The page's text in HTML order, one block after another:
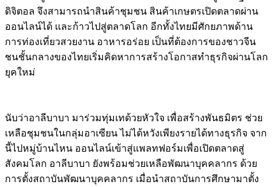
ดิจิตอล จึงสามารถนำสินค้าชุมชน สินค้าเกษตรเปิดตลาดผ่าน
ออนไลน์ได้ และก้าวไปสู่ตลาดโลก อีกทั้งไทยมีศักยภาพด้าน
การท่องเที่ยวสวยงาน อาหารอร่อย เป็นที่ต้องการของชาวจีน
ชนชั้นกลางของไทยเริ่มคิดหาการสร้างโอกาสทำธุรกิจผ่านโลก
ยุคใหม่
นับว่าอาลีบาบา มาร่วมทุ่มเทด้วยหัวใจ เพื่อสร้างพันธมิตร ช่วย
เหลือชุมชนในกลุ่มอาเซียน ไม่ได้หวังเพียงรายได้ทางธุรกิจ จาก
นี้ไปหมู่บ้านไหน ออนไลน์เข้าสู่แพลทฟอร์มเพื่อเปิดตลาดสู่
สังคมโลก อาลีบาบา ยังพร้อมช่วยเหลือพัฒนาบุคคลากร ด้วย
การตั้งสถาบันพัฒนาบุคคลากร เมื่อนำสถาบันการศึกษามาตั้ง